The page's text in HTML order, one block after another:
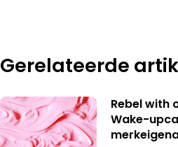
Gerelateerde
Rebel with
Wake-